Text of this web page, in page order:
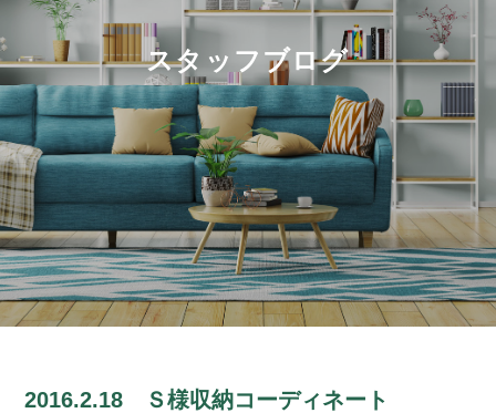
スタッフブログ
2016.2.18 Ｓ様収納コーディネート